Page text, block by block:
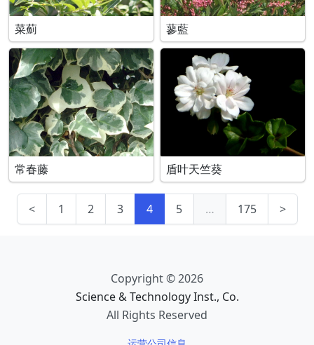
菜薊 蓼藍
常春藤 盾叶天竺葵
< 1 2 3 4 5 … 175 >
Copyright © 2026
Science & Technology Inst., Co.
All Rights Reserved